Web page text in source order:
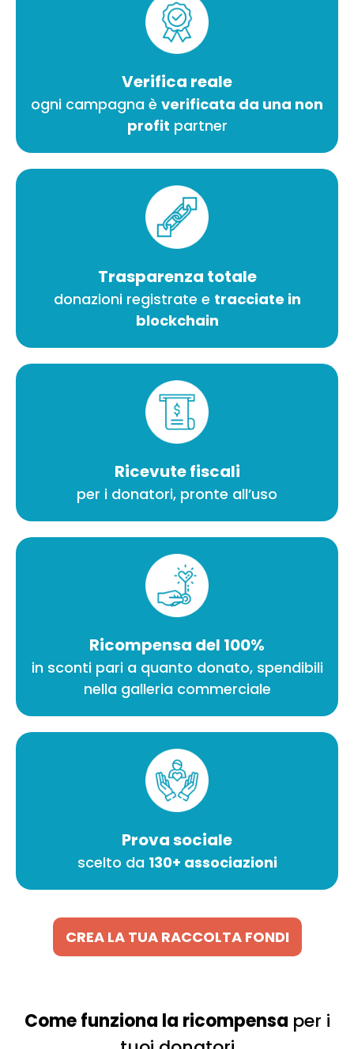
Verifica reale
ogni campagna è verificata da una non
profit partner
Trasparenza totale
donazioni registrate e tracciate in
blockchain
Ricevute fiscali
per i donatori, pronte all’uso
Ricompensa del 100%
in sconti pari a quanto donato, spendibili
nella galleria commerciale
Prova sociale
scelto da 130+ associazioni
CREA LA TUA RACCOLTA FONDI
Come funziona la ricompensa per i